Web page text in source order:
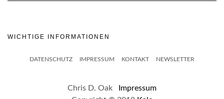
WICHTIGE INFORMATIONEN
DATENSCHUTZ IMPRESSUM KONTAKT NEWSLETTER
Chris D. Oak
Impressum